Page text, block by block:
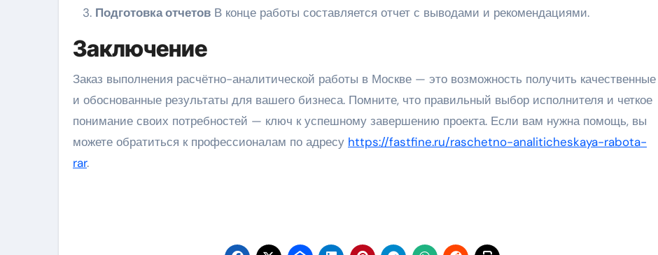
Подготовка отчетов В конце работы составляется отчет с выводами и рекомендациями.
Заключение
Заказ выполнения расчётно-аналитической работы в Москве — это возможность получить качественные
и обоснованные результаты для вашего бизнеса. Помните, что правильный выбор исполнителя и четкое
понимание своих потребностей — ключ к успешному завершению проекта. Если вам нужна помощь, вы
можете обратиться к профессионалам по адресу https://fastfine.ru/raschetno-analiticheskaya-rabota-
rar.